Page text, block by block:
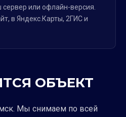
или офлайн-версия.
в Яндекс.Карты, 2ГИС и
ОБЪЕКТ
Мы снимаем по всей